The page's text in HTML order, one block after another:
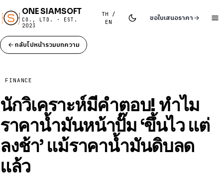
ONE SIAMSOFT
CO., LTD. · EST.
2023
TH /
EN
ขอใบเสนอราคา
กลับไปหน้ารวมบทความ
FINANCE
นักวิเคราะห์มีคำตอบ! ทำไม
ราคาน้ำมันหน้าปั๊ม ‘ขึ้นไว แต่
ลงช้า’ แม้ราคาน้ำมันดิบลด
แล้ว